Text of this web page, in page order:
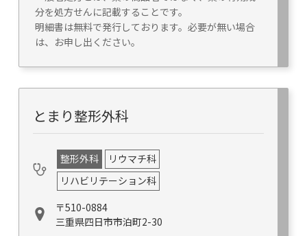
分を処方せんに記載することです。
明細書は無料で発行しております。必要が無い場合
は、お申し出ください。
とまり整形外科
整形外科
リウマチ科
リハビリテーション科
〒510-0884
三重県四日市市泊町2-30